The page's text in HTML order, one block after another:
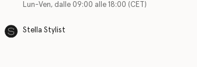
Lun-Ven, dalle 09:00 alle 18:00 (CET)
Stella Stylist